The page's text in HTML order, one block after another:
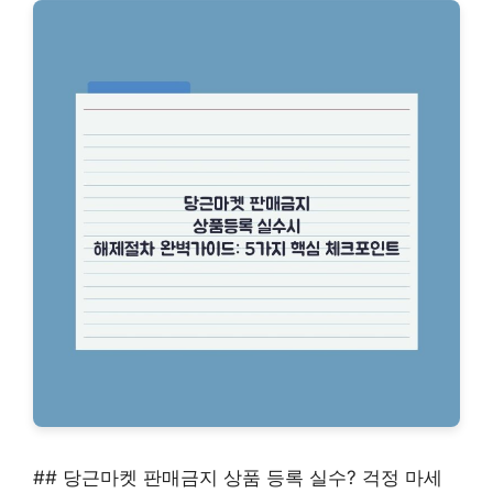
## 당근마켓 판매금지 상품 등록 실수? 걱정 마세